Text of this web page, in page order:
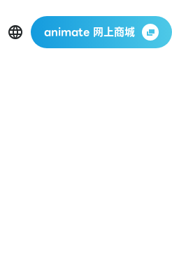
animate 网上商城